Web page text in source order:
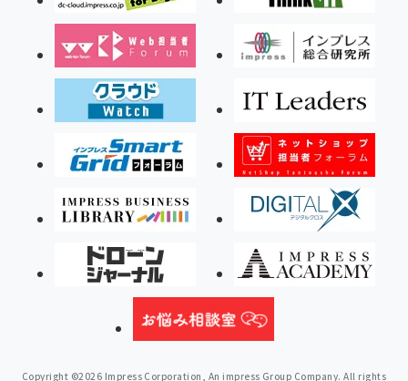
Copyright ©2026 Impress Corporation, An impress Group Company. All rights